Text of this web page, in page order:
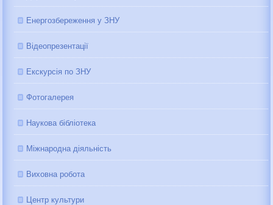
Енергозбереження у ЗНУ
Відеопрезентації
Екскурсія по ЗНУ
Фотогалерея
Наукова бібліотека
Міжнародна діяльність
Виховна робота
Центр культури